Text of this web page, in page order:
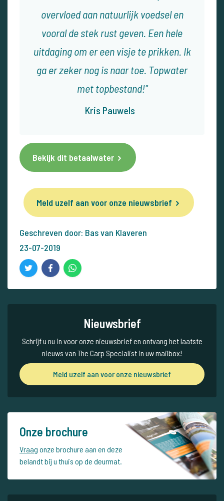
overvloed aan natuurlijk voedsel en
vooral de stek rust geven. Een hele
uitdaging om er een visje te prikken. Ik
ga er zeker nog is naar toe. Topwater
met topbestand!
Kris Pauwels
Bekijk dit betaalwater
Meld uzelf aan voor onze nieuwsbrief
Geschreven door: Bas van Klaveren
23-07-2019
Nieuwsbrief
Schrijf u nu in voor onze nieuwsbrief en ontvang het laatste
nieuws van The Carp Specialist in uw mailbox!
Meld uzelf aan voor onze nieuwsbrief
Onze brochure
Vraag onze brochure aan en deze
belandt bij u thuis op de deurmat.